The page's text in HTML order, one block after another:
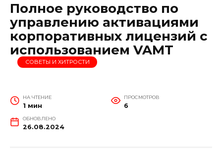
Полное руководство по
управлению активациями
корпоративных лицензий с
использованием VAMT
СОВЕТЫ И ХИТРОСТИ
НА ЧТЕНИЕ
1 мин
ПРОСМОТРОВ
6
ОБНОВЛЕНО
26.08.2024